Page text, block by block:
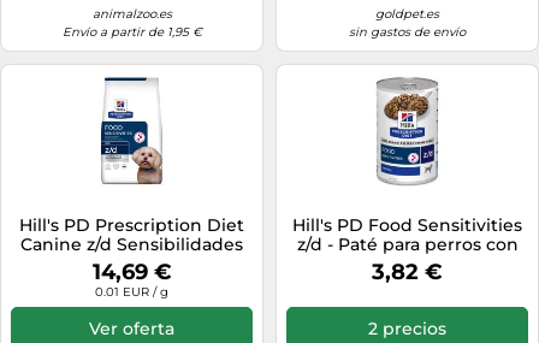
animalzoo.es
Envío a partir de 1,95 €
goldpet.es
sin gastos de envío
Hill's PD Prescription Diet
Canine z/d Sensibilidades
alimentarias Mini 1kg
14,69 €
0.01 EUR / g
Ver oferta
Hill's PD Food Sensitivities
z/d - Paté para perros con
sensibilidad alimentaria -
Cantidad: 370 g
3,82 €
2 precios